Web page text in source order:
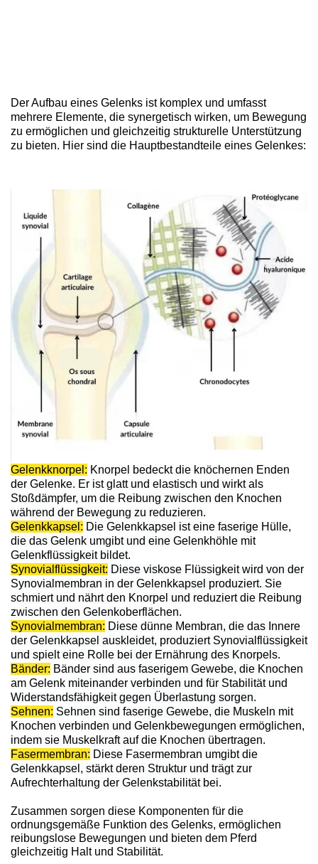
Der Aufbau eines Gelenks ist komplex und umfasst
mehrere Elemente, die synergetisch wirken, um Bewegung
zu ermöglichen und gleichzeitig strukturelle Unterstützung
zu bieten. Hier sind die Hauptbestandteile eines Gelenkes:
Gelenkknorpel: Knorpel bedeckt die knöchernen Enden
der Gelenke. Er ist glatt und elastisch und wirkt als
Stoßdämpfer, um die Reibung zwischen den Knochen
während der Bewegung zu reduzieren.
Gelenkkapsel: Die Gelenkkapsel ist eine faserige Hülle,
die das Gelenk umgibt und eine Gelenkhöhle mit
Gelenkflüssigkeit bildet.
Synovialflüssigkeit: Diese viskose Flüssigkeit wird von der
Synovialmembran in der Gelenkkapsel produziert. Sie
schmiert und nährt den Knorpel und reduziert die Reibung
zwischen den Gelenkoberflächen.
Synovialmembran: Diese dünne Membran, die das Innere
der Gelenkkapsel auskleidet, produziert Synovialflüssigkeit
und spielt eine Rolle bei der Ernährung des Knorpels.
Bänder: Bänder sind aus faserigem Gewebe, die Knochen
am Gelenk miteinander verbinden und für Stabilität und
Widerstandsfähigkeit gegen Überlastung sorgen.
Sehnen: Sehnen sind faserige Gewebe, die Muskeln mit
Knochen verbinden und Gelenkbewegungen ermöglichen,
indem sie Muskelkraft auf die Knochen übertragen.
Fasermembran: Diese Fasermembran umgibt die
Gelenkkapsel, stärkt deren Struktur und trägt zur
Aufrechterhaltung der Gelenkstabilität bei.
Zusammen sorgen diese Komponenten für die
ordnungsgemäße Funktion des Gelenks, ermöglichen
reibungslose Bewegungen und bieten dem Pferd
gleichzeitig Halt und Stabilität.